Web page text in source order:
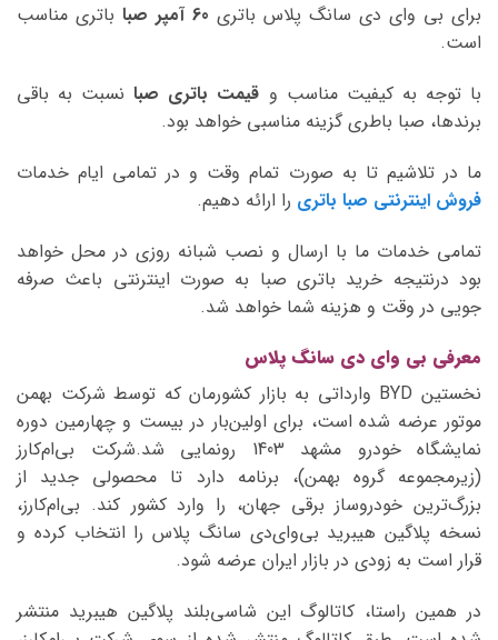
برای بی وای دی سانگ پلاس باتری
باتری مناسب
است.
با توجه به کیفیت مناسب و قیمت باتری صبانسبت به باقی
برندها، صبا باطری گزینه مناسبی خواهد بود.
ما در تلاشیم تا به صورت تمام وقت و در تمامی ایام خدمات
فروش اینترنتی صبا باتری را ارائه دهیم.
تمامی خدمات ما با ارسال و نصب شبانه روزی در محل خواهد
بود درنتیجه خرید باتری صبا به صورت اینترنتی باعث صرفه
جویی در وقت و هزینه شما خواهد شد.
معرفی بی وای دی سانگ پلاس
نخستین BYD وارداتی به بازار کشورمان که توسط شرکت بهمن
موتور عرضه شده است، برای اولین‌بار در بیست و چهارمین دوره
نمایشگاه خودرو مشهد 1403 رونمایی شد.شرکت بی‌ام‌کارز
(زیرمجموعه گروه بهمن)، برنامه دارد تا محصولی جدید از
بزرگ‌ترین خودروساز برقی جهان، را وارد کشور کند. بی‌ام‌کارز،
نسخه پلاگین هیبرید بی‌وای‌دی سانگ پلاس را انتخاب کرده و
قرار است به زودی در بازار ایران عرضه شود.
در همین راستا، کاتالوگ این شاسی‌بلند پلاگین هیبرید منتشر